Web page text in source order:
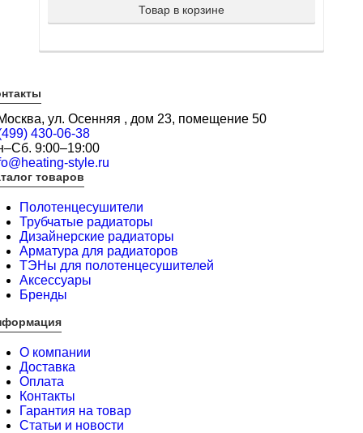
Товар в корзине
ул. Осенняя , дом 23, помещение 50
430-06-38
9:00–19:00
style.ru
товаров
Полотенцесушители
Трубчатые радиаторы
Дизайнерские радиаторы
Арматура для радиаторов
ТЭНы для полотенцесушителей
Аксессуары
Бренды
О компании
Доставка
Оплата
Контакты
Гарантия на товар
Статьи и новости